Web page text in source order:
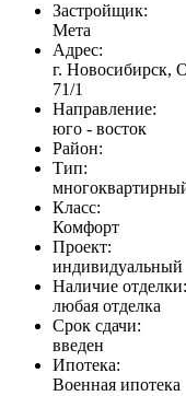
Застройщик:
Мета
Адрес:
г. Новосибирск,
71/1
Направление:
юго - восток
Район:
Тип:
Класс:
Комфорт
Проект:
индивидуальный
Наличие отделки:
любая отделка
Срок сдачи:
введен
Ипотека:
Военная ипотека